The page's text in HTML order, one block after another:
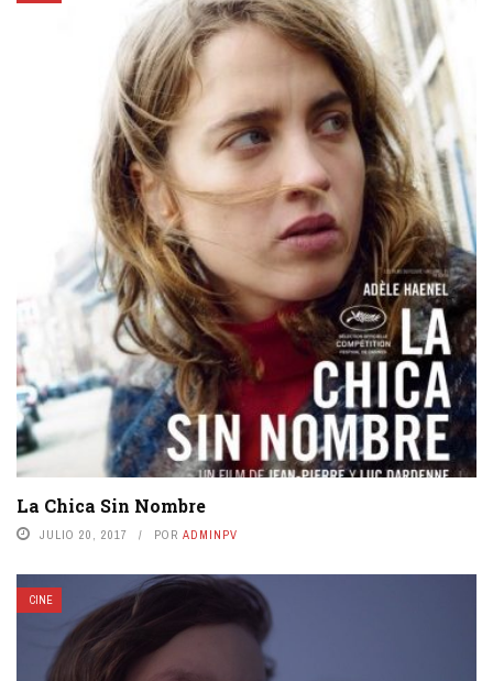
La Chica Sin Nombre
JULIO 20, 2017 POR ADMINPV
CINE